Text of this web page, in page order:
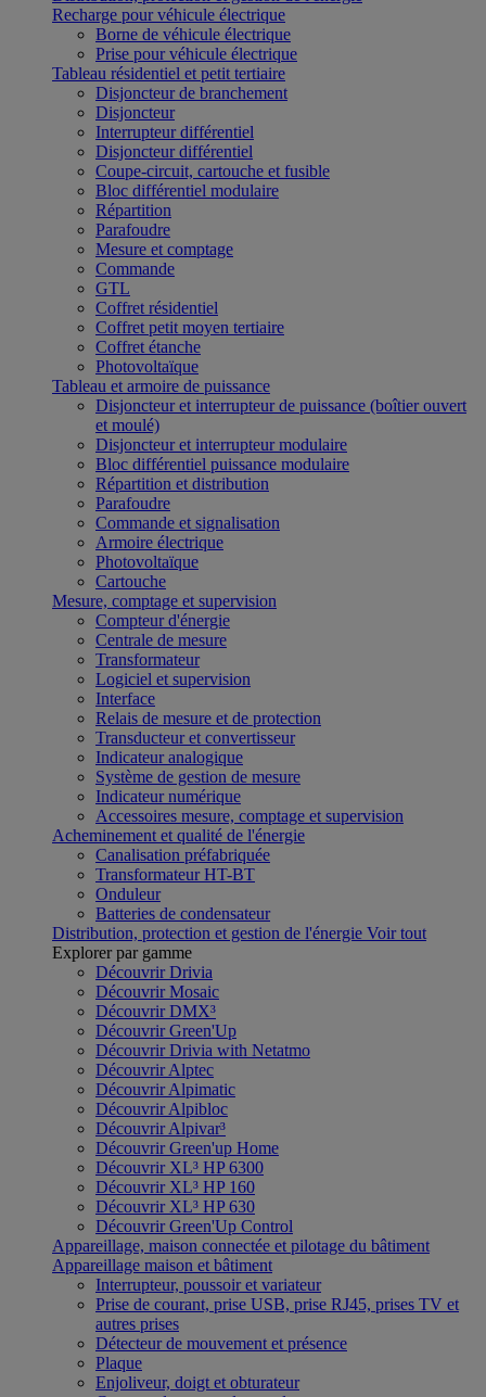
Recharge pour véhicule électrique
Borne de véhicule électrique
Prise pour véhicule électrique
Tableau résidentiel et petit tertiaire
Disjoncteur de branchement
Disjoncteur
Interrupteur différentiel
Disjoncteur différentiel
Coupe-circuit, cartouche et fusible
Bloc différentiel modulaire
Répartition
Parafoudre
Mesure et comptage
Commande
GTL
Coffret résidentiel
Coffret petit moyen tertiaire
Coffret étanche
Photovoltaïque
Tableau et armoire de puissance
Disjoncteur et interrupteur de puissance (boîtier ouvert
et moulé)
Disjoncteur et interrupteur modulaire
Bloc différentiel puissance modulaire
Répartition et distribution
Parafoudre
Commande et signalisation
Armoire électrique
Photovoltaïque
Cartouche
Mesure, comptage et supervision
Compteur d'énergie
Centrale de mesure
Transformateur
Logiciel et supervision
Interface
Relais de mesure et de protection
Transducteur et convertisseur
Indicateur analogique
Système de gestion de mesure
Indicateur numérique
Accessoires mesure, comptage et supervision
Acheminement et qualité de l'énergie
Canalisation préfabriquée
Transformateur HT-BT
Onduleur
Batteries de condensateur
Distribution, protection et gestion de l'énergie Voir tout
Explorer par gamme
Découvrir Drivia
Découvrir Mosaic
Découvrir DMX³
Découvrir Green'Up
Découvrir Drivia with Netatmo
Découvrir Alptec
Découvrir Alpimatic
Découvrir Alpibloc
Découvrir Alpivar³
Découvrir Green'up Home
Découvrir XL³ HP 6300
Découvrir XL³ HP 160
Découvrir XL³ HP 630
Découvrir Green'Up Control
Appareillage, maison connectée et pilotage du bâtiment
Appareillage maison et bâtiment
Interrupteur, poussoir et variateur
Prise de courant, prise USB, prise RJ45, prises TV et
autres prises
Détecteur de mouvement et présence
Plaque
Enjoliveur, doigt et obturateur